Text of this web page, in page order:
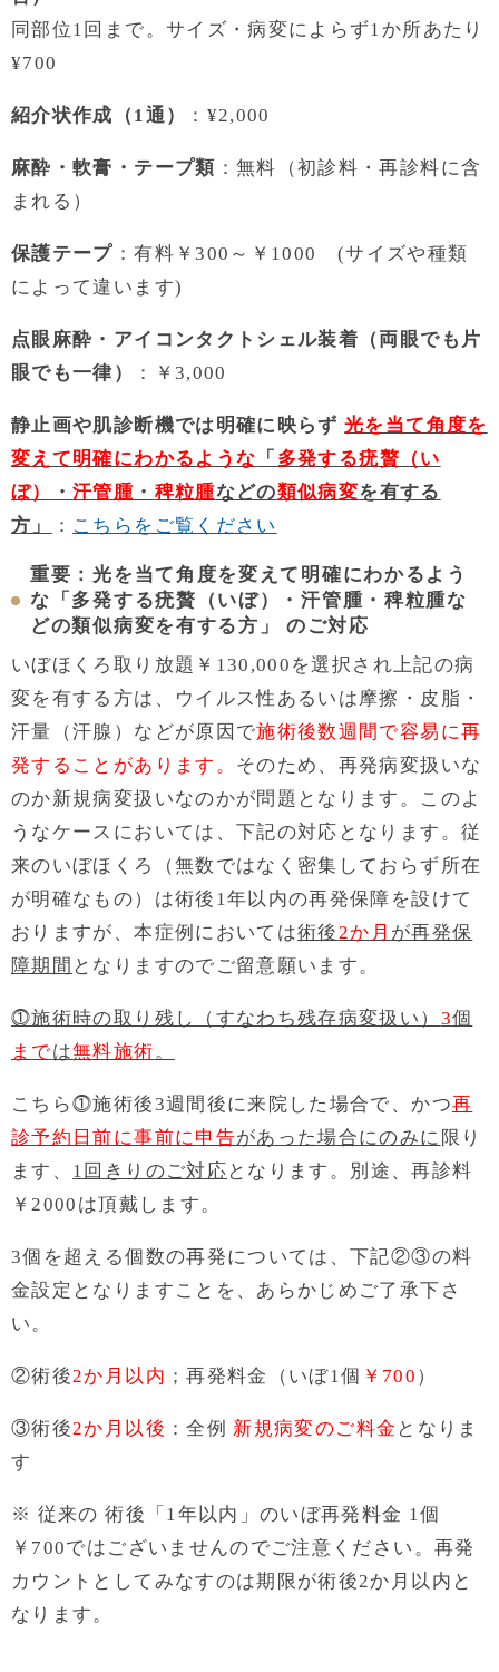
同部位1回まで。サイズ・病変によらず1か所あたり
¥700
紹介状作成（1通） ：¥2,000
麻酔・軟膏・テープ類 ：無料（初診料・再診料に含
まれる）
保護テープ ：有料￥300～￥1000 (サイズや種類
によって違います)
点眼麻酔・アイコンタクトシェル装着（両眼でも片
眼でも一律）
：￥3,000
静止画や肌診断機では明確に映らず光を当て角度を
変えて明確にわかるような 「 多発する疣贅（い
ぼ）
・汗管腫 ・ 稗粒腫などの類似病変を有する
方」
： こちらをご覧ください
重要：光を当て角度を変えて明確にわかるよう
な「多発する疣贅（いぼ）・汗管腫・稗粒腫な
どの類似病変を有する方」 のご対応
いぼほくろ取り放題￥130,000を選択され上記の病
変を有する方は、ウイルス性あるいは摩擦・皮脂・
汗量（汗腺）などが原因で施術後数週間で容易に再
発することがあります。 そのため、再発病変扱いな
のか新規病変扱いなのかが問題となります。このよ
うなケースにおいては、下記の対応となります。従
来のいぼほくろ（無数ではなく密集しておらず所在
が明確なもの）は術後1年以内の再発保障を設けて
おりますが、本症例においては術後2か月 が再発保
障期間 となりますのでご留意願います。
⓵施術時の取り残し（すなわち残存病変扱い） 3個
までは無料施術。
こちら⓵施術後3週間後に来院した場合で、かつ再
診予約日前に事前に申告があった場合にのみに 限り
ます、 1回きりのご対応 となります。別途、再診料
￥2000は頂戴します。
3個を超える個数の再発については、下記②③の料
金設定となりますことを、あらかじめご了承下さ
い。
②術後2か月以内 ；再発料金（いぼ1個 ￥700 ）
③術後2か月以後 ：全例 新規病変のご料金 となりま
す
※ 従来の 術後「1年以内」のいぼ再発料金 1個
￥700ではございませんのでご注意ください。再発
カウントとしてみなすのは期限が術後2か月以内と
なります。